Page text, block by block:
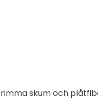
skum och